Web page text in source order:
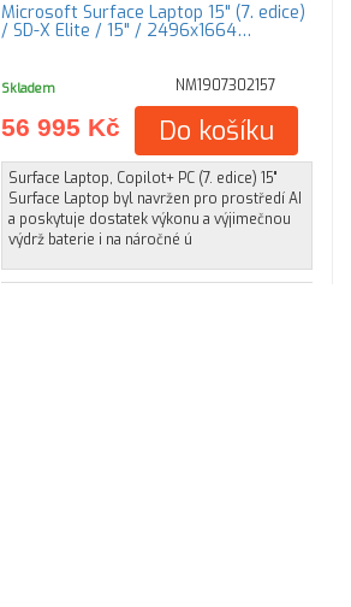
Microsoft Surface Laptop 15" (7. edice)
/ SD-X Elite / 15" / 2496x1664…
Skladem NM1907302157
56 995 Kč Do košíku
Surface Laptop, Copilot+ PC (7. edice) 15"
Surface Laptop byl navržen pro prostředí AI
a poskytuje dostatek výkonu a výjimečnou
výdrž baterie i na náročné ú